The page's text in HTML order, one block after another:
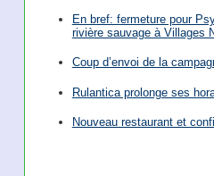
En bref: fermeture pour
rivière sauvage à Villages
Coup d’envoi de la
Rulantica prolonge ses
Nouveau restaurant et